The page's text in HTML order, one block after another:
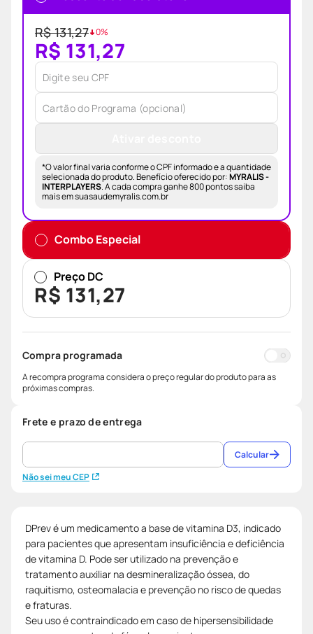
R$ 131,27 0%
R$ 131,27
*O valor final varia conforme o CPF informado e a quantidade
selecionada do produto. Benefício oferecido por:MYRALIS -
INTERPLAYERS.A cada compra ganhe 800 pontos saiba
mais em suasaudemyralis.com.br
Combo Especial
Preço DC
R$ 131,27
Compra programada
A recompra programa considera o preço regular do produto para as
próximas compras.
Frete e prazo de entrega
Não sei meu CEP
Calcular
DPrev é um medicamento a base de vitamina D3, indicado
para pacientes que apresentam insuficiência e deficiência
de vitamina D. Pode ser utilizado na prevenção e
tratamento auxiliar na desmineralização óssea, do
raquitismo, osteomalacia e prevenção no risco de quedas
e fraturas.
Seu uso é contraindicado em caso de hipersensibilidade